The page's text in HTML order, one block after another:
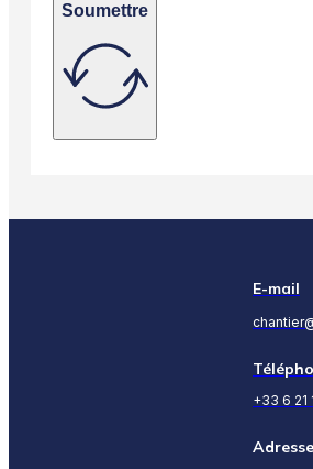
Soumettre
E-mail
+33 6 21
Adresse